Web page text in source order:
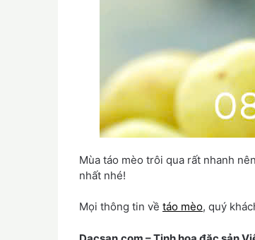
Mùa táo mèo trôi qua rất nhanh
nhất nhé!
Mọi thông tin về táo mèo, quý